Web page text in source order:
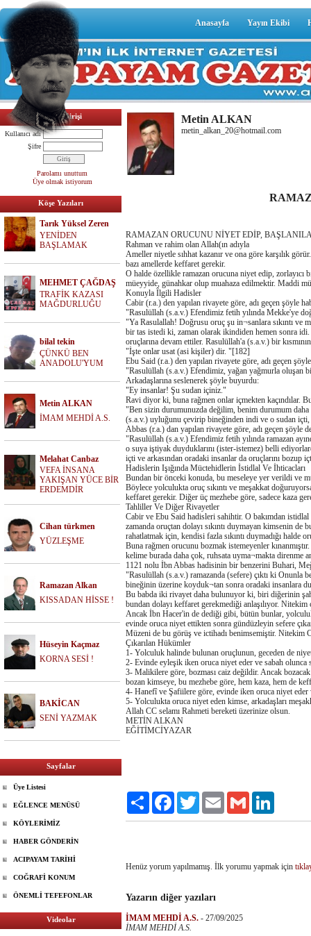
Anasayfa Yayın Ekibi
Üyelik Girişi
Kullanıcı adı
Şifre
Parolamı unuttum
Üye olmak istiyorum
Köşe Yazıları
Tarık Yüksel Zeren
YENİDEN
BAŞLAMAK
MEHMET ÇAĞDAŞ
TRAFİK KAZASI
MAĞDURLUĞU
bilal tekin
ÇÜNKÜ BEN
ANADOLU'YUM
Metin ALKAN
İMAM MEHDİ A.S.
Melahat Canbaz
VEFA İNSANA
YAKIŞAN YÜCE BİR
ERDEMDİR
Cihan türkmen
YÜZLEŞME
Ramazan Alkan
KISSADAN HİSSE !
Hüseyin Kaçmaz
KORNA SESİ !
BAKİCAN
SENİ YAZMAK
Sayfalar
Üye Listesi
EĞLENCE MENÜSÜ
KÖYLERİMİZ
HABER GÖNDERİN
ACIPAYAM TARİHİ
COĞRAFİ KONUM
ÖNEMLİ TEFEFONLAR
Videolar
Metin ALKAN
metin_alkan_20@hotmail.com
RAMAZAN ORUCUNU NİYET EDİP,
Rahman ve rahim olan Allah(ın adıyla
Ameller niyetle sıhhat kazanır ve ona göre karşılık
bazı amellerde keffaret gerekir.
O halde özellikle ramazan orucuna niyet edip,
müeyyide, günahkar olup muahaza edilmektir. Maddi
Konuyla Îlgili Hadisler
Cabir (r.a.) den yapılan rivayete göre, adı geçen şöyle
"Rasulüllah (s.a.v.) Efendimiz fetih yılında Mekke'ye
"Ya Rasulallah! Doğrusu oruç şu in¬sanlara sıkıntı ve
bir tas istedi ki, zaman olarak ikindiden hemen sonra
oruçlarına devam ettiler. Rasulüllah'a (s.a.v.) bir
"İşte onlar usat (asi kişiler) dir. "[182]
Ebu Said (r.a.) den yapılan rivayete göre, adı geçen
"Rasulüllah (s.a.v.) Efendimiz, yağan yağmurla oluşan
Arkadaşlarına seslenerek şöyle buyurdu:
"Ey insanlar! Şu sudan içiniz."
Ravi diyor ki, buna rağmen onlar içmekten kaçındılar.
"Ben sizin durumunuzda değilim, benim durumum
(s.a.v.) uyluğunu çevirip bineğinden indi ve o sudan
Abbas (r.a.) dan yapılan rivayete göre, adı geçen şöyle
"Rasulüllah (s.a.v.) Efendimiz fetih yılında ramazan
o suya iştiyak duyduklarını (ister-istemez) belli
içti ve arkasından oradaki insanlar da oruçlarını bozup
Hadislerin Işığında Müctehidlerin İstidlal Ve İhticacları
Bundan bir önceki konuda, bu meseleye yer verildi ve
Böylece yolculukta oruç sıkıntı ve meşakkat
keffaret gerekir. Diğer üç mezhebe göre, sadece kaza
Tahliller Ve Diğer Rivayetler
Cabir ve Ebu Said hadisleri sahihtir. O bakımdan
zamanda oruçtan dolayı sıkıntı duymayan kimsenin de
rahatlatmak için, kendisi fazla sıkıntı duymadığı halde
Buna rağmen orucunu bozmak istemeyenler
kelime burada daha çok, ruhsata uyma¬makta direnme
1121 nolu İbn Abbas hadisinin bir benzerini Buhari,
"Rasulüllah (s.a.v.) ramazanda (sefere) çıktı ki Onunla
bineğinin üzerine koyduk¬tan sonra oradaki insanlara
Bu babda iki rivayet daha bulunuyor ki, biri diğerinin
bundan dolayı keffaret gerekmediği anlaşılıyor. Nitekim
Ancak İbn Hacer'in de dediği gibi, bütün bunlar,
evinde oruca niyet ettikten sonra gündüzleyin sefere
Müzeni de bu görüş ve ictihadı benimsemiştir. Nitekim
Çıkarılan Hükümler
1- Yolculuk halinde bulunan oruçlunun, geceden de
2- Evinde eyleşik iken oruca niyet eder ve sabah olunca
3- Malikilere göre, bozması caiz değildir. Ancak
bozan kimseye, bu mezhebe göre, hem kaza, hem de
4- Hanefî ve Şafiilere göre, evinde iken oruca niyet eder
5- Yolculukta oruca niyet eden kimse, arkadaşları
Allah CC selamı Rahmeti bereketi üzerinize olsun.
METİN ALKAN
EĞİTİMCİYAZAR
Paylaş FacebookTwitter Email Gmail
Henüz yorum yapılmamış. İlk yorumu yapmak için
Yazarın diğer yazıları
İMAM MEHDİ A.S. - 27/09/2025
İMAM MEHDİ A.S.